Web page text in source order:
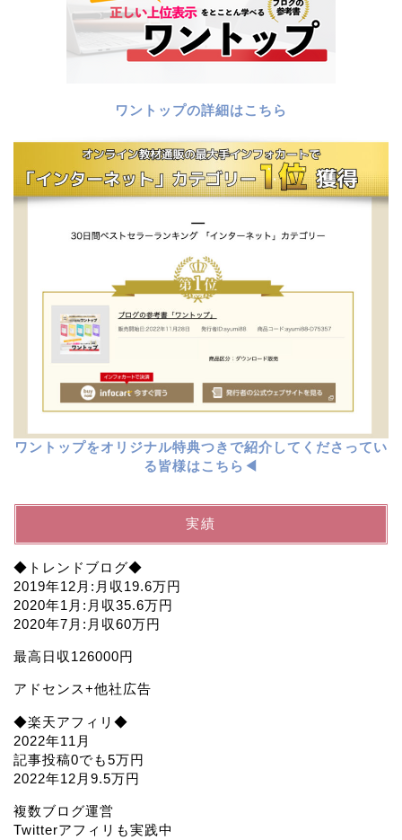
ワントップの詳細はこちら
ワントップをオリジナル特典つきで紹介してくださってい
る皆様はこちら◀︎
実績
◆トレンドブログ◆
2019年12月:月収19.6万円
2020年1月:月収35.6万円
2020年7月:月収60万円
最高日収126000円
アドセンス+他社広告
◆楽天アフィリ◆
2022年11月
記事投稿0でも5万円
2022年12月9.5万円
複数ブログ運営
Twitterアフィリも実践中